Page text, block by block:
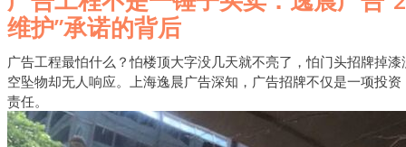
维护”承诺的背后
广告工程最怕什么？怕楼顶大字没几天就不亮了，怕门头招牌掉
空坠物却无人响应。上海逸晨广告深知，广告招牌不仅是一项投
责任。